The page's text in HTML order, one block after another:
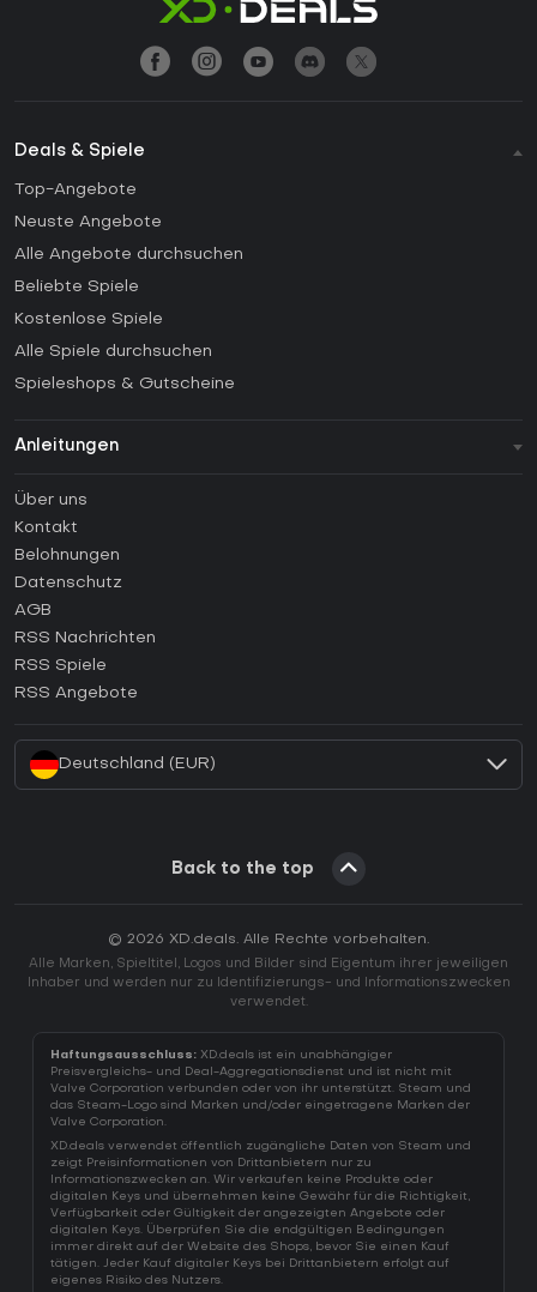
Deals & Spiele
Top-Angebote
Neuste Angebote
Alle Angebote durchsuchen
Beliebte Spiele
Kostenlose Spiele
Alle Spiele durchsuchen
Spieleshops & Gutscheine
Anleitungen
Anleitungen
Wie aktiviert man einen Steam CD Key?
Wie aktiviert man einen Epic Games CD Key?
Wie aktiviert man einen GOG CD Key?
Wie aktiviert man einen Ubisoft Connect CD Key?
Über uns
Kontakt
Belohnungen
Datenschutz
AGB
RSS Nachrichten
RSS Spiele
RSS Angebote
Deutschland (EUR)
Back to the top
© 2026 XD.deals. Alle Rechte vorbehalten.
Alle Marken, Spieltitel, Logos und Bilder sind Eigentum ihrer jeweiligen
Inhaber und werden nur zu Identifizierungs- und Informationszwecken
verwendet.
Haftungsausschluss: XD.deals ist ein unabhängiger
Preisvergleichs- und Deal-Aggregationsdienst und ist nicht mit
Valve Corporation verbunden oder von ihr unterstützt. Steam und
das Steam-Logo sind Marken und/oder eingetragene Marken der
Valve Corporation.
XD.deals verwendet öffentlich zugängliche Daten von Steam und
zeigt Preisinformationen von Drittanbietern nur zu
Informationszwecken an. Wir verkaufen keine Produkte oder
digitalen Keys und übernehmen keine Gewähr für die Richtigkeit,
Verfügbarkeit oder Gültigkeit der angezeigten Angebote oder
digitalen Keys. Überprüfen Sie die endgültigen Bedingungen
immer direkt auf der Website des Shops, bevor Sie einen Kauf
tätigen. Jeder Kauf digitaler Keys bei Drittanbietern erfolgt auf
eigenes Risiko des Nutzers.